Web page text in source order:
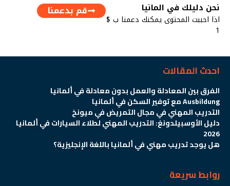
نحن دليلك في المانيا
اذا احببت المحتوى يمكنك دعمنا ب $
1
قم بدعمنا
احدث المقالات
الفرق بين المعادلة والعمل بدون معادلة في ألمانيا
Ausbildung مع توفير السكن في ألمانيا
التدريب المهني في مجال التمريض في ميونخ
دليل الأوسبيلدونغ: التدريب المهني لطلاء السيارات في ألمانيا
2026
هل يوجد تدريب مهني في ألمانيا باللغة الإنجليزية؟
روابط سريعة